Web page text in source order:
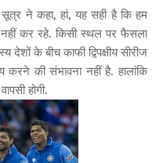
ने कहा, हां, यह सही है कि हम
नहीं कर रहे. किसी स्थल पर फैसला
के बीच काफी द्विपक्षीय सीरीज
करने की संभावना नहीं है. हालांकि
होगी.